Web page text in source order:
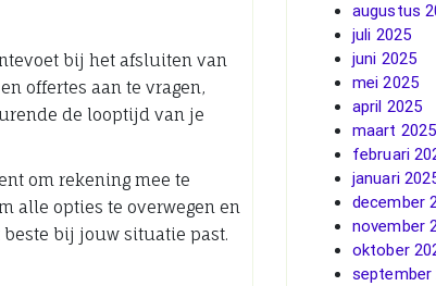
bij het afsluiten van
offertes aan te vragen,
de looptijd van je
om rekening mee te
alle opties te overwegen en
bij jouw situatie past.
augustus
juli 2025
juni 2025
mei 2025
april 2025
maart 2025
februari
januari
december
november
oktober
september